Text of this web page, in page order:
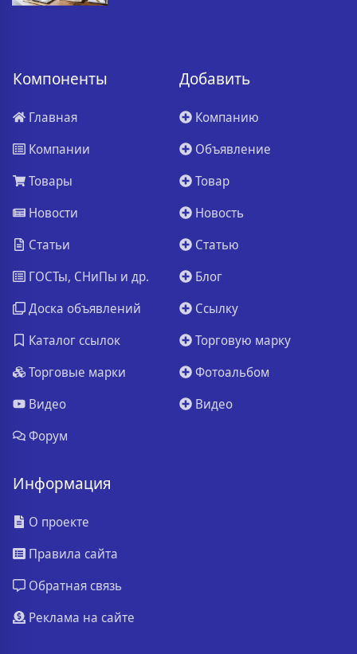
Компоненты
Главная
Компании
Товары
Новости
Статьи
ГОСТы, СНиПы и др.
Доска объявлений
Каталог ссылок
Торговые марки
Видео
Форум
Добавить
Компанию
Объявление
Товар
Новость
Статью
Блог
Ссылку
Торговую марку
Фотоальбом
Видео
Информация
О проекте
Правила сайта
Обратная связь
Реклама на сайте